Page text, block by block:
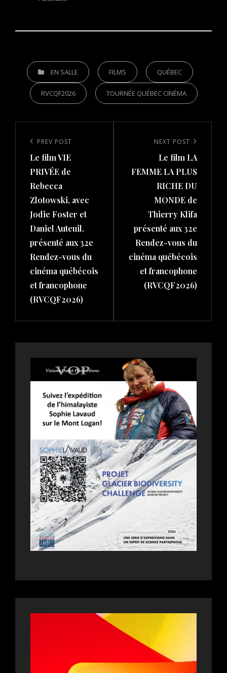
CATEGORIESEN SALLE FILMS QUÉBEC
RVCQF2026 TOURNÉE QUÉBEC CINÉMA
navigation
Previous
Post
PREV POST
Le film VIE
PRIVÉE de
Rebecca
Zlotowski, avec
Jodie Foster et
Daniel Auteuil,
présenté aux 32e
Rendez-vous du
cinéma québécois
et francophone
(RVCQF2026)
NEXT POST
Le film LA
FEMME LA PLUS
RICHE DU
MONDE de
Thierry Klifa
présenté aux 32e
Rendez-vous du
cinéma québécois
et francophone
(RVCQF2026)